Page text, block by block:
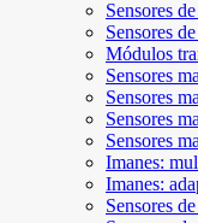
Sensores
Sensores
Módulos
Sensores
Sensores
Sensores
Sensores
Imanes:
Imanes:
Sensores